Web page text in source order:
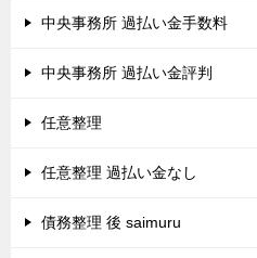
中央事務所 過払い金手数料
中央事務所 過払い金評判
任意整理
任意整理 過払い金なし
債務整理 後 saimuru